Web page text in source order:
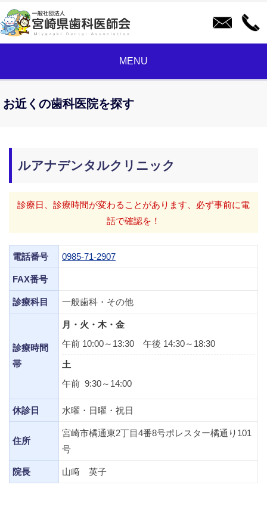
MENU
お近くの歯科医院を探す
ルアナデンタルクリニック
診療日、診療時間が変わることがあります、必ず事前に電
話で確認を！
電話番号 0985-71-2907
FAX番号
診療科目 一般歯科・その他
診療時間
帯
月・火・木・金
午前 10:00～13:30 午後 14:30～18:30
土
午前 9:30～14:00
休診日 水曜・日曜・祝日
住所
宮崎市橘通東2丁目4番8号ポレスター橘通り101
号
院長 山﨑 英子